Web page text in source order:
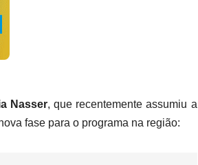
Nasser, que recentemente assumiu a
fase para o programa na região: